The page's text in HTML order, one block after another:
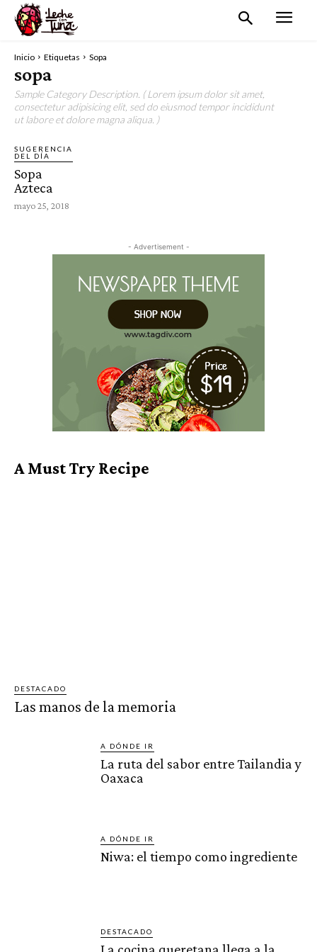
Inicio Etiquetas Sopa
sopa
Sample Category Description. ( Lorem ipsum dolor sit amet,
consectetur adipisicing elit, sed do eiusmod tempor incididunt
ut labore et dolore magna aliqua. )
SUGERENCIA
DEL DÍA
Sopa
Azteca
mayo 25, 2018
- Advertisement -
A Must Try Recipe
DESTACADO
Las manos de la memoria
A DÓNDE IR
La ruta del sabor entre Tailandia y
Oaxaca
A DÓNDE IR
Niwa: el tiempo como ingrediente
DESTACADO